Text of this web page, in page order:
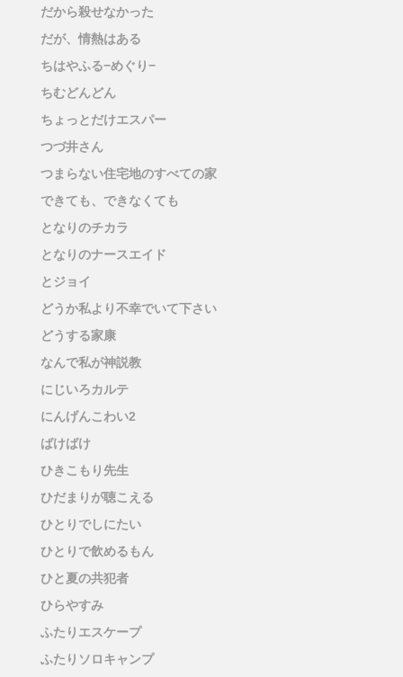
だから殺せなかった
だが、情熱はある
ちはやふる−めぐり−
ちむどんどん
ちょっとだけエスパー
つづ井さん
つまらない住宅地のすべての家
できても、できなくても
となりのチカラ
となりのナースエイド
とジョイ
どうか私より不幸でいて下さい
どうする家康
なんで私が神説教
にじいろカルテ
にんげんこわい2
ばけばけ
ひきこもり先生
ひだまりが聴こえる
ひとりでしにたい
ひとりで飲めるもん
ひと夏の共犯者
ひらやすみ
ふたりエスケープ
ふたりソロキャンプ